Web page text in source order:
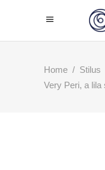
Home / Stilus
Very Peri, a